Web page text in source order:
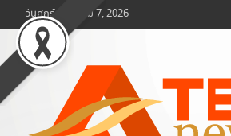
to
content
วันศุกร์, สิงหาคม 7, 2026